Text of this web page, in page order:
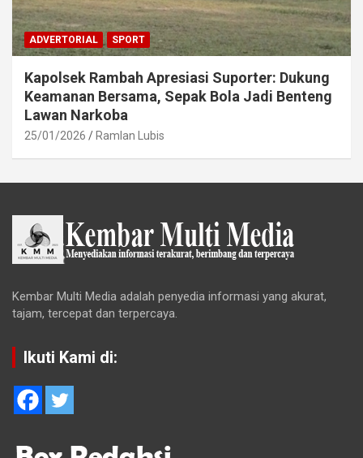
ADVERTORIAL SPORT
Kapolsek Rambah Apresiasi Suporter: Dukung
Keamanan Bersama, Sepak Bola Jadi Benteng
Lawan Narkoba
25/01/2026 Ramlan Lubis
Kembar Multi Media adalah penyedia informasi yang akurat,
tajam, tercepat dan terpercaya.
Ikuti Kami di: